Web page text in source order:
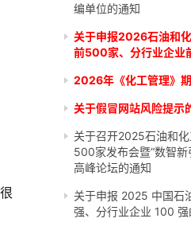
编单位的通知
关于申报2026石油和
前500家、分行业企业
2026年《化工管理》
关于假冒网站风险提示
关于召开2025石油和
500家发布会暨“数智新
高峰论坛的通知
关于申报 2025 中国石
强、分行业企业 100 强